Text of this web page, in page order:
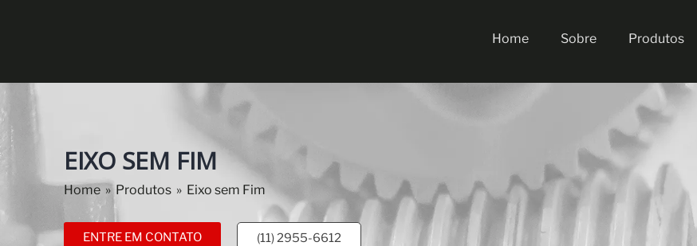
Home Sobre Produtos
EIXO SEM FIM
Home » Produtos » Eixo sem Fim
ENTRE EM CONTATO (11) 2955-6612